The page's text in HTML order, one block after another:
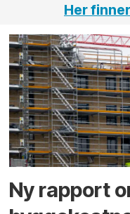
Her
Ny rapport